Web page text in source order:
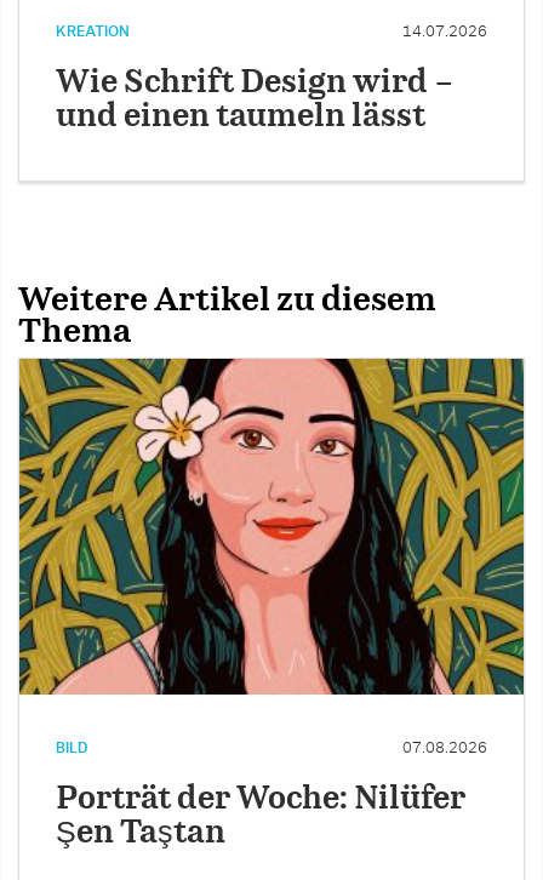
KREATION 14.07.2026
Wie Schrift Design wird –
und einen taumeln lässt
Weitere Artikel zu diesem
Thema
BILD 07.08.2026
Porträt der Woche: Nilüfer
Şen Taştan